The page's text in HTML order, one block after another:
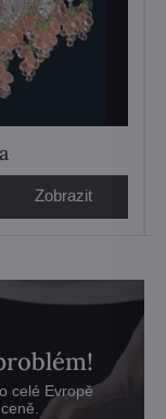
Zobrazit
celé Evropě